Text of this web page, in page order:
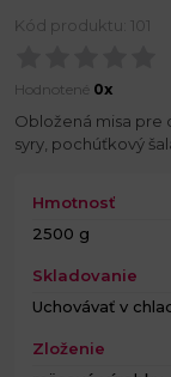
Kód produktu: 101
Hodnotené 0x
Obložená misa pre
syry, pochúťkový
Hmotnosť
2500 g
Skladovanie
Uchovávať v
Zloženie